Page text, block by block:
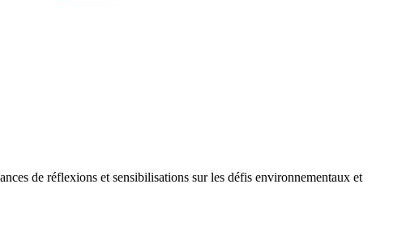
de réflexions et sensibilisations sur les défis environnementaux et